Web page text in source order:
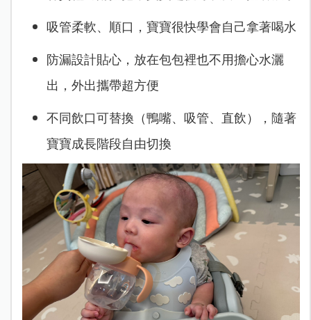
吸管柔軟、順口，寶寶很快學會自己拿著喝水
防漏設計貼心，放在包包裡也不用擔心水灑
出，外出攜帶超方便
不同飲口可替換（鴨嘴、吸管、直飲），隨著
寶寶成長階段自由切換